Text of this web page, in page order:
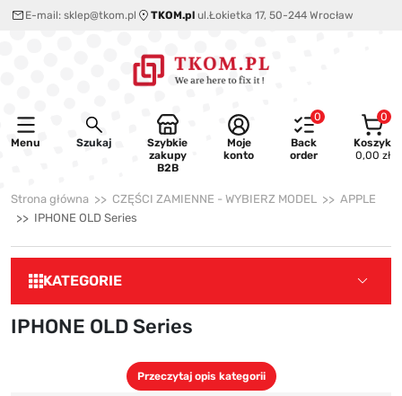
E-mail: sklep@tkom.pl TKOM.pl ul.Łokietka 17, 50-244 Wrocław
Menu Szukaj
Szybkie
zakupy
B2B
Moje
konto
0
Back
order
0
Koszyk
0,00 zł
Strona główna CZĘŚCI ZAMIENNE - WYBIERZ MODEL
APPLE
IPHONE OLD Series
KATEGORIE
IPHONE OLD Series
Przeczytaj opis kategorii